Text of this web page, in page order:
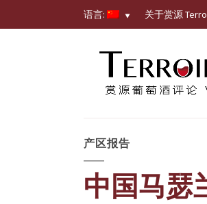
语言: 关于赏源
产区报告
中国马瑟